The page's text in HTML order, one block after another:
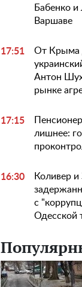
Бабенко и
Варшаве
17:51
От Крыма
Антон
рынке
17:15
лишнее:
16:30
Коливер и
с
Одесской